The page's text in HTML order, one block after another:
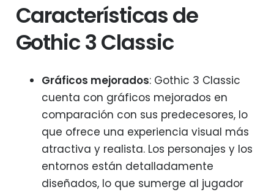
Características de
Gothic 3 Classic
Gráficos mejorados: Gothic 3 Classic
cuenta con gráficos mejorados en
comparación con sus predecesores, lo
que ofrece una experiencia visual más
atractiva y realista. Los personajes y los
entornos están detalladamente
diseñados, lo que sumerge al jugador